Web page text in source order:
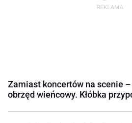
Zamiast koncertów na scenie –
obrzęd wieńcowy. Kłóbka